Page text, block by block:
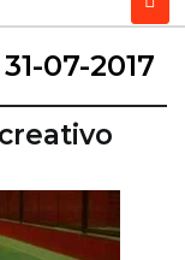
31-07-2017